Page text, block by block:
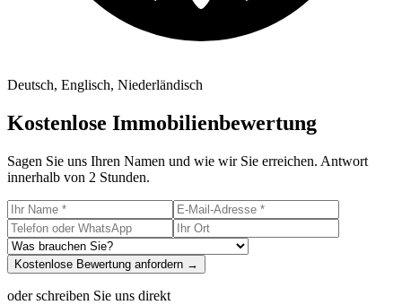
Deutsch, Englisch, Niederländisch
Kostenlose Immobilienbewertung
Sagen Sie uns Ihren Namen und wie wir Sie erreichen. Antwort
innerhalb von 2 Stunden.
Kostenlose Bewertung anfordern →
oder schreiben Sie uns direkt